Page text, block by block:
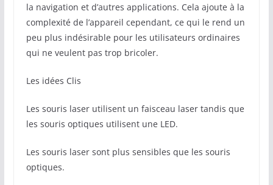
la navigation et d’autres applications. Cela ajoute à la
complexité de l’appareil cependant, ce qui le rend un
peu plus indésirable pour les utilisateurs ordinaires
qui ne veulent pas trop bricoler.
Les idées Clis
Les souris laser utilisent un faisceau laser tandis que
les souris optiques utilisent une LED.
Les souris laser sont plus sensibles que les souris
optiques.